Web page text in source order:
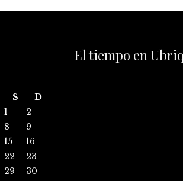
S
D
1
2
8
9
15
16
22
23
29
30
El tiempo en